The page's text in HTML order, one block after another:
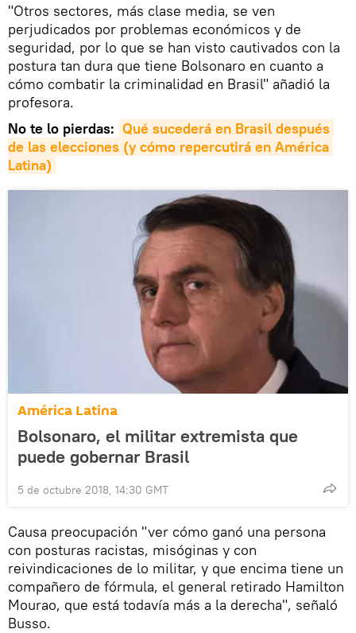
"Otros sectores, más clase media, se ven
perjudicados por problemas económicos y de
seguridad, por lo que se han visto cautivados con la
postura tan dura que tiene Bolsonaro en cuanto a
cómo combatir la criminalidad en Brasil" añadió la
profesora.
No te lo pierdas: Qué sucederá en Brasil después
de las elecciones (y cómo repercutirá en América
Latina)
América Latina
Bolsonaro, el militar extremista que
puede gobernar Brasil
5 de octubre 2018, 14:30 GMT
Causa preocupación "ver cómo ganó una persona
con posturas racistas, misóginas y con
reivindicaciones de lo militar, y que encima tiene un
compañero de fórmula, el general retirado Hamilton
Mourao, que está todavía más a la derecha", señaló
Busso.